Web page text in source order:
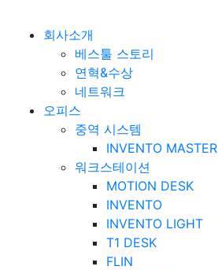
베스툴 Bestuhl
회사소개
베스툴 스토리
연혁&수상
네트워크
오피스
중역 시스템
INVENTO MASTER
워크스테이션
MOTION DESK
INVENTO
INVENTO LIGHT
T1 DESK
FLIN